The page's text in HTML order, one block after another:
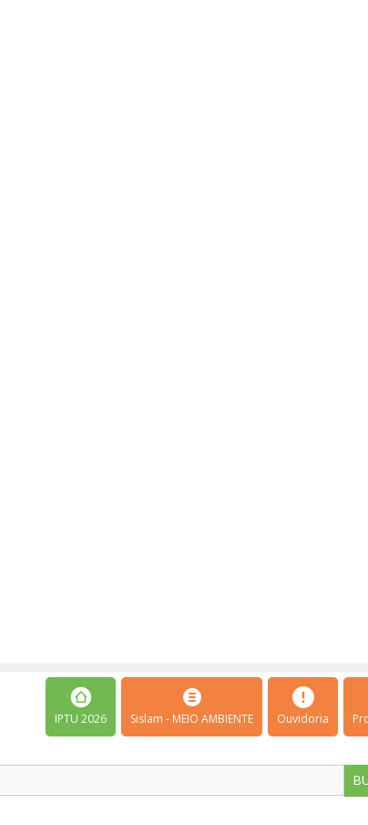
IPTU 2026 Sislam - MEIO AMBIENTE Ouvidoria